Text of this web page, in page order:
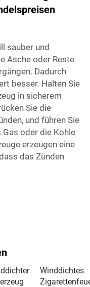
sauber und
Asche oder Reste
Dadurch
besser. Halten Sie
in sicherem
Sie die
und führen Sie
oder die Kohle
erzeugen eine
das Zünden
Winddichtes